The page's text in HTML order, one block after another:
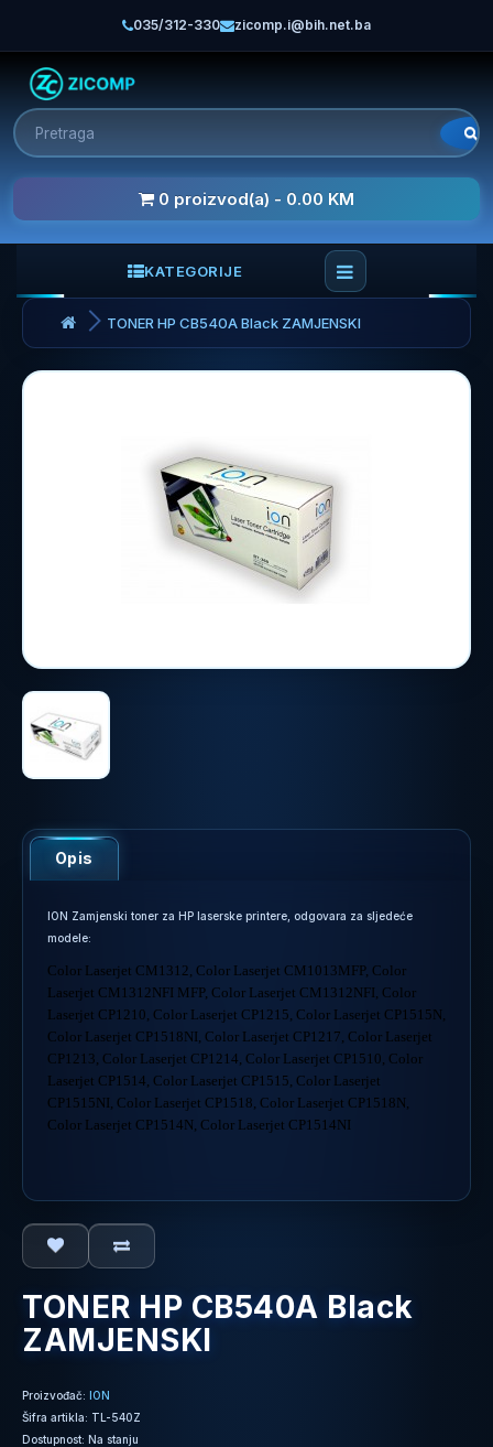
035/312-330 zicomp.i@bih.net.ba
0 proizvod(a) - 0.00 KM
KATEGORIJE
TONER HP CB540A Black ZAMJENSKI
Opis
ION Zamjenski toner za HP laserske printere, odgovara za sljedeće
modele:
Color Laserjet CM1312, Color Laserjet CM1013MFP, Color
Laserjet CM1312NFI MFP, Color Laserjet CM1312NFI, Color
Laserjet CP1210, Color Laserjet CP1215, Color Laserjet CP1515N,
Color Laserjet CP1518NI, Color Laserjet CP1217, Color Laserjet
CP1213, Color Laserjet CP1214, Color Laserjet CP1510, Color
Laserjet CP1514, Color Laserjet CP1515, Color Laserjet
CP1515NI, Color Laserjet CP1518, Color Laserjet CP1518N,
Color Laserjet CP1514N, Color Laserjet CP1514NI
TONER HP CB540A Black
ZAMJENSKI
Proizvođač: ION
Šifra artikla: TL-540Z
Dostupnost: Na stanju